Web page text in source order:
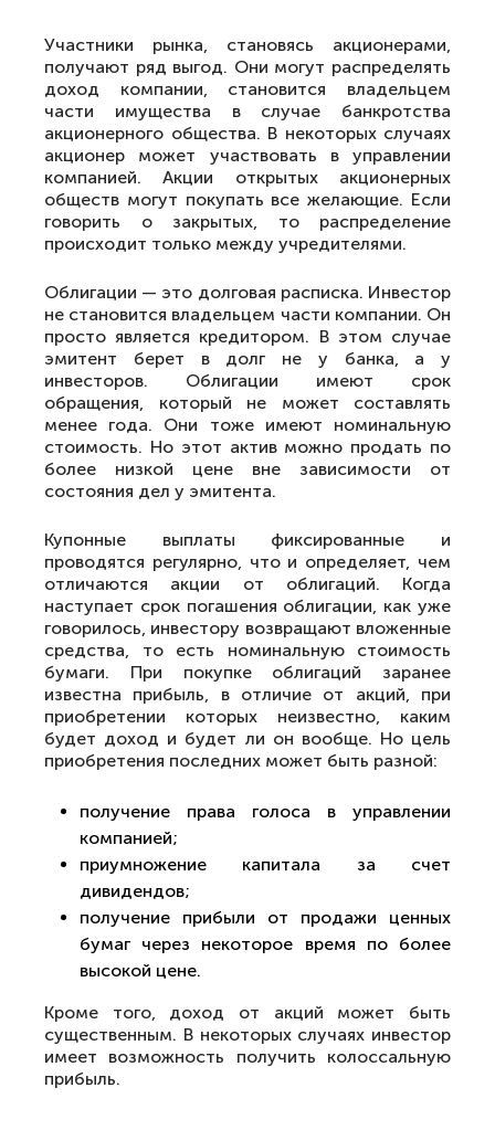
Участники рынка, становясь акционерами,
получают ряд выгод. Они могут распределять
доход компании, становится владельцем
части имущества в случае банкротства
акционерного общества. В некоторых случаях
акционер может участвовать в управлении
компанией. Акции открытых акционерных
обществ могут покупать все желающие. Если
говорить о закрытых, то распределение
происходит только между учредителями.
Облигации — это долговая расписка. Инвестор
не становится владельцем части компании. Он
просто является кредитором. В этом случае
эмитент берет в долг не у банка, а у
инвесторов. Облигации имеют срок
обращения, который не может составлять
менее года. Они тоже имеют номинальную
стоимость. Но этот актив можно продать по
более низкой цене вне зависимости от
состояния дел у эмитента.
Купонные выплаты фиксированные и
проводятся регулярно, что и определяет, чем
отличаются акции от облигаций. Когда
наступает срок погашения облигации, как уже
говорилось, инвестору возвращают вложенные
средства, то есть номинальную стоимость
бумаги. При покупке облигаций заранее
известна прибыль, в отличие от акций, при
приобретении которых неизвестно, каким
будет доход и будет ли он вообще. Но цель
приобретения последних может быть разной:
получение права голоса в управлении
компанией;
приумножение капитала за счет
дивидендов;
получение прибыли от продажи ценных
бумаг через некоторое время по более
высокой цене.
Кроме того, доход от акций может быть
существенным. В некоторых случаях инвестор
имеет возможность получить колоссальную
прибыль.